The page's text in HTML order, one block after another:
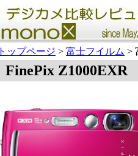
トップページ > 富士フイルム >
FinePix Z1000EXR